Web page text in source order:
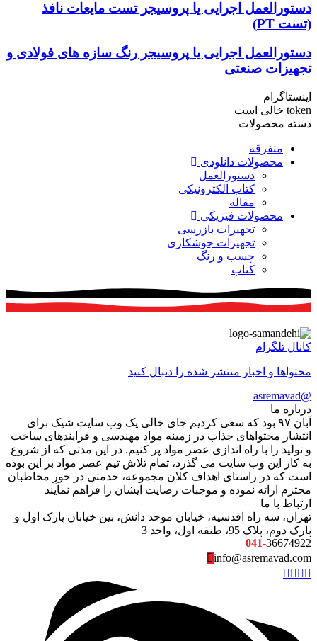
دستورالعمل اجرایی یا پروسیجر تست مایعات نافذ
(تست PT)
دستورالعمل اجرایی یا پروسیجر رنگ سازه های فولادی و
تجهیزات صنعتی
اینستاگرام
token خالی است
دسته محصولات
متفرقه
محصولات دانلودی
دستورالعمل
کتاب الکترونیکی
مقاله
محصولات فیزیکی
تجهیزات بازرسی
تجهیزات جوشکاری
چسب و رنگ
کتاب
کانال تلگرام
محتواها و اخبار منتشر شده را دنبال کنید
@asremavad
درباره ما
آبان ۹۷ بود که سعی کردیم جای خالی یک وب سایت شیک برای
انتشار محتواهای جذاب در زمینه مواد مهندسی و فرایندهای ساخت
و تولید را با راه اندازی عصر مواد پر کنیم. در این مدتی که از شروع
به کار این وب سایت می گذرد، تمام تلاش تیم عصر مواد بر این بوده
است که در راستای اهداف کلان مجموعه، خدمتی در خورِ مخاطبان
محترم ارائه نموده و موجبات رضایت ایشان را فراهم نمایند
ارتباط با ما
تهران، سه راه اقدسیه، خیابان موحد دانش، بین خیابان پارک اول و
پارک دوم، پلاک 95، طبقه اول، واحد 3
041-36674922
info@asremavad.com